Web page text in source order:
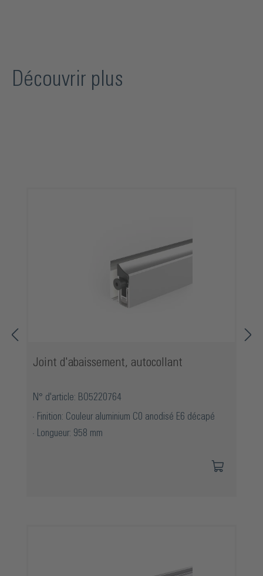
Découvrir plus
Joint d'abaissement, autocollant
N° d'article: BO5220764
Finition: Couleur aluminium C0 anodisé E6 décapé
Longueur: 958 mm